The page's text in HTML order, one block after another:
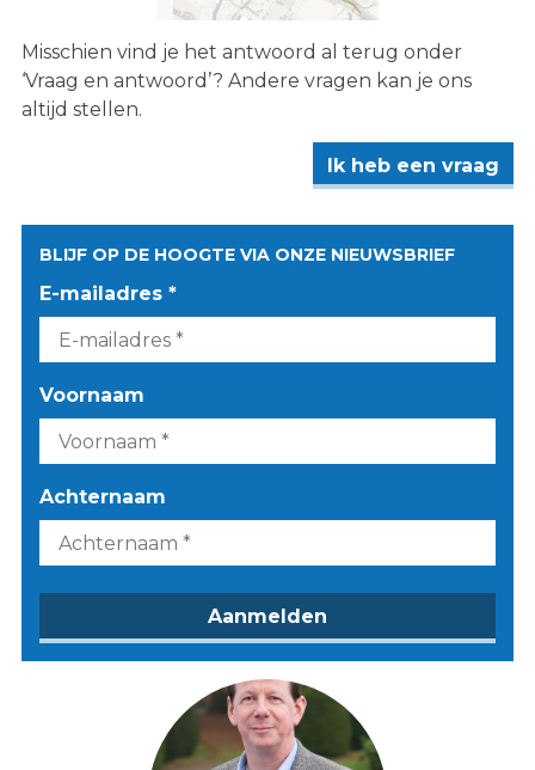
Misschien vind je het antwoord al terug onder
‘Vraag en antwoord’? Andere vragen kan je ons
altijd stellen.
Ik heb een vraag
BLIJF OP DE HOOGTE VIA ONZE NIEUWSBRIEF
E-mailadres *
Voornaam
Achternaam